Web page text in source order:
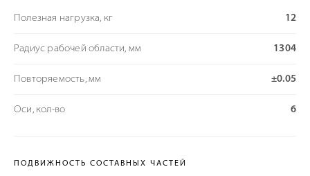
Полезная нагрузка, кг 12
Радиус рабочей области, мм 1304
Повторяемость, мм ±0.05
Оси, кол-во 6
ПОДВИЖНОСТЬ СОСТАВНЫХ ЧАСТЕЙ